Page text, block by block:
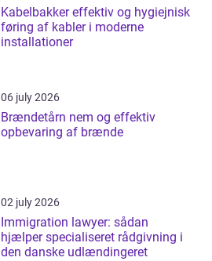
Kabelbakker effektiv og hygiejnisk
føring af kabler i moderne
installationer
06 july 2026
Brændetårn nem og effektiv
opbevaring af brænde
02 july 2026
Immigration lawyer: sådan
hjælper specialiseret rådgivning i
den danske udlændingeret